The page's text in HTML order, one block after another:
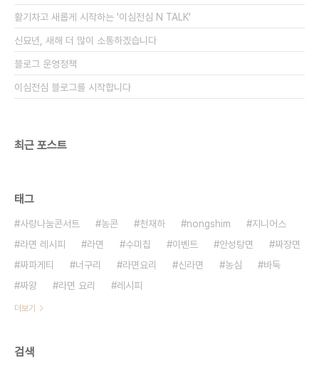
활기차고 새롭게 시작하는 '이심전심 N TALK'
신묘년, 새해 더 많이 소통하겠습니다
블로그 운영정책
이심전심 블로그를 시작합니다
최근 포스트
태그
사랑나눔콘서트 농콘 천재하 nongshim
지니어스
라면 레시피
라면 수미칩 이벤트 안성탕면
짜장면
짜파게티
너구리 라면요리 신라면 농심
바둑
짜왕
라면 요리 레시피
더보기
검색